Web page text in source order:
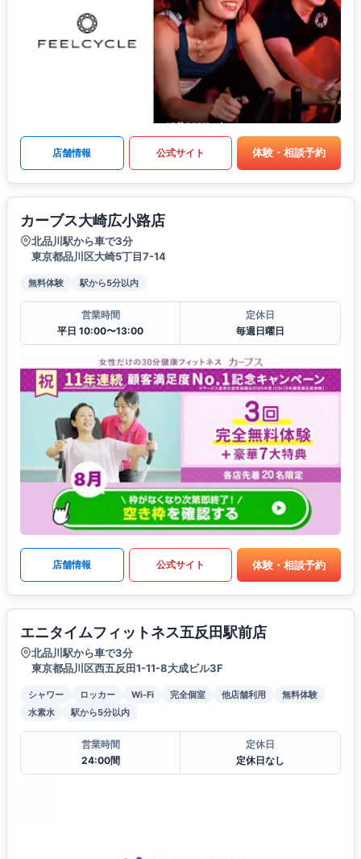
店舗情報 公式サイト 体験・相談予約
カーブス大崎広小路店
北品川駅から車で3分
東京都品川区大崎5丁目7-14
無料体験 駅から5分以内
営業時間
平日 10:00〜13:00
定休日
毎週日曜日
店舗情報 公式サイト 体験・相談予約
エニタイムフィットネス五反田駅前店
北品川駅から車で3分
東京都品川区西五反田1-11-8大成ビル3F
シャワー ロッカー Wi-Fi 完全個室 他店舗利用
無料体験
水素水
駅から5分以内
営業時間
24:00間
定休日
定休日なし